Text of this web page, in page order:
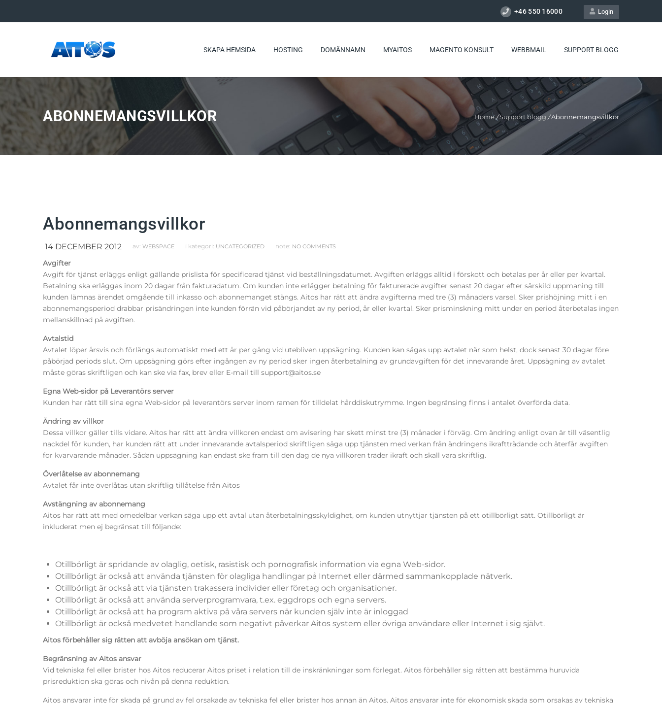
Login
+46 550 16000
SKAPA HEMSIDA HOSTING DOMÄNNAMN MYAITOS MAGENTO KONSULT WEBBMAIL SUPPORT BLOGG
ABONNEMANGSVILLKOR Home/Support blogg /Abonnemangsvillkor
Abonnemangsvillkor
14 DECEMBER 2012 av: WEBSPACE i kategori: UNCATEGORIZED note: NO COMMENTS
Avgifter
Avgift för tjänst erläggs enligt gällande prislista för specificerad tjänst vid beställningsdatumet. Avgiften erläggs alltid i förskott och betalas per år eller per kvartal.
Betalning ska erläggas inom 20 dagar från fakturadatum. Om kunden inte erlägger betalning för fakturerade avgifter senast 20 dagar efter särskild uppmaning till
kunden lämnas ärendet omgående till inkasso och abonnemanget stängs. Aitos har rätt att ändra avgifterna med tre (3) månaders varsel. Sker prishöjning mitt i en
abonnemangsperiod drabbar prisändringen inte kunden förrän vid påbörjandet av ny period, år eller kvartal. Sker prisminskning mitt under en period återbetalas ingen
mellanskillnad på avgiften.
Avtalstid
Avtalet löper årsvis och förlängs automatiskt med ett år per gång vid utebliven uppsägning. Kunden kan sägas upp avtalet när som helst, dock senast 30 dagar före
påbörjad periods slut. Om uppsägning görs efter ingången av ny period sker ingen återbetalning av grundavgiften för det innevarande året. Uppsägning av avtalet
måste göras skriftligen och kan ske via fax, brev eller E-mail till support@aitos.se
Egna Web-sidor på Leverantörs server
Kunden har rätt till sina egna Web-sidor på leverantörs server inom ramen för tilldelat hårddiskutrymme. Ingen begränsing finns i antalet överförda data.
Ändring av villkor
Dessa villkor gäller tills vidare. Aitos har rätt att ändra villkoren endast om avisering har skett minst tre (3) månader i förväg. Om ändring enligt ovan är till väsentlig
nackdel för kunden, har kunden rätt att under innevarande avtalsperiod skriftligen säga upp tjänsten med verkan från ändringens ikraftträdande och återfår avgiften
för kvarvarande månader. Sådan uppsägning kan endast ske fram till den dag de nya villkoren träder ikraft och skall vara skriftlig.
Överlåtelse av abonnemang
Avtalet får inte överlåtas utan skriftlig tillåtelse från Aitos
Avstängning av abonnemang
Aitos har rätt att med omedelbar verkan säga upp ett avtal utan återbetalningsskyldighet, om kunden utnyttjar tjänsten på ett otillbörligt sätt. Otillbörligt är
inkluderat men ej begränsat till följande:
Otillbörligt är spridande av olaglig, oetisk, rasistisk och pornografisk information via egna Web-sidor.
Otillbörligt är också att använda tjänsten för olagliga handlingar på Internet eller därmed sammankopplade nätverk.
Otillbörligt är också att via tjänsten trakassera individer eller företag och organisationer.
Otillbörligt är också att använda serverprogramvara, t.ex. eggdrops och egna servers.
Otillbörligt är också att ha program aktiva på våra servers när kunden själv inte är inloggad
Otillbörligt är också medvetet handlande som negativt påverkar Aitos system eller övriga användare eller Internet i sig självt.
Aitos förbehåller sig rätten att avböja ansökan om tjänst.
Begränsning av Aitos ansvar
Vid tekniska fel eller brister hos Aitos reducerar Aitos priset i relation till de inskränkningar som förlegat. Aitos förbehåller sig rätten att bestämma huruvida
prisreduktion ska göras och nivån på denna reduktion.
Aitos ansvarar inte för skada på grund av fel orsakade av tekniska fel eller brister hos annan än Aitos. Aitos ansvarar inte för ekonomisk skada som orsakas av tekniska